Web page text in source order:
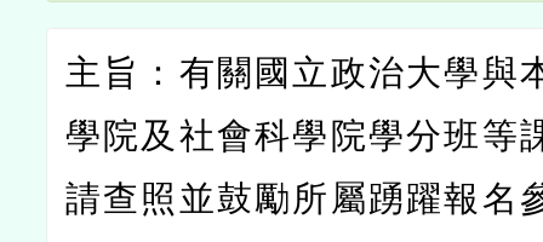
主旨：有關國立政治大學與
學院及社會科學院學分班等
請查照並鼓勵所屬踴躍報名